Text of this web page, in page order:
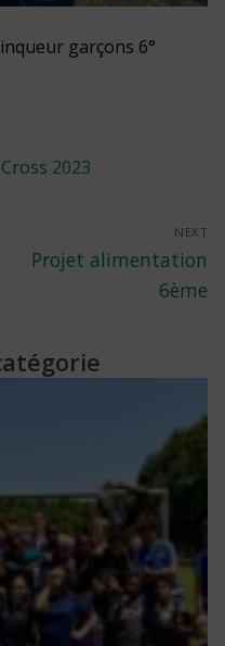
garçons 6°
Cross 2023
NEXT
Next
Projet alimentation
6ème